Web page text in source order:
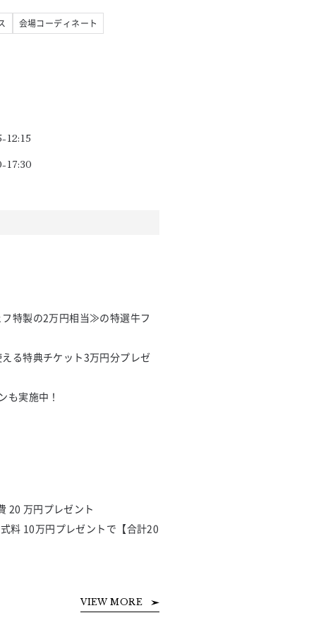
会場コーディネート
12:15
17:30
特製の2万円相当≫の特選牛フ
る特典チケット3万円分プレゼ
も実施中！
20 万円プレゼント
料 10万円プレゼントで【合計20
VIEW MORE